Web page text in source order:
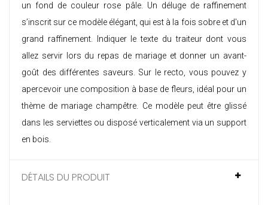
un fond de couleur rose pâle. Un déluge de raffinement
s’inscrit sur ce modèle élégant, qui est à la fois sobre et d'un
grand raffinement. Indiquer le texte du traiteur dont vous
allez servir lors du repas de mariage et donner un avant-
goût des différentes saveurs. Sur le recto, vous pouvez y
apercevoir une composition à base de fleurs, idéal pour un
thème de mariage champêtre. Ce modèle peut être glissé
dans les serviettes ou disposé verticalement via un support
en bois.
DÉTAILS DU PRODUIT